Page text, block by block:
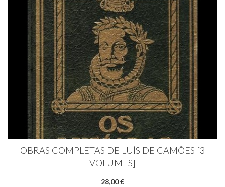
OBRAS COMPLETAS DE LUÍS DE CAMÕES [3
VOLUMES]
28,00 €